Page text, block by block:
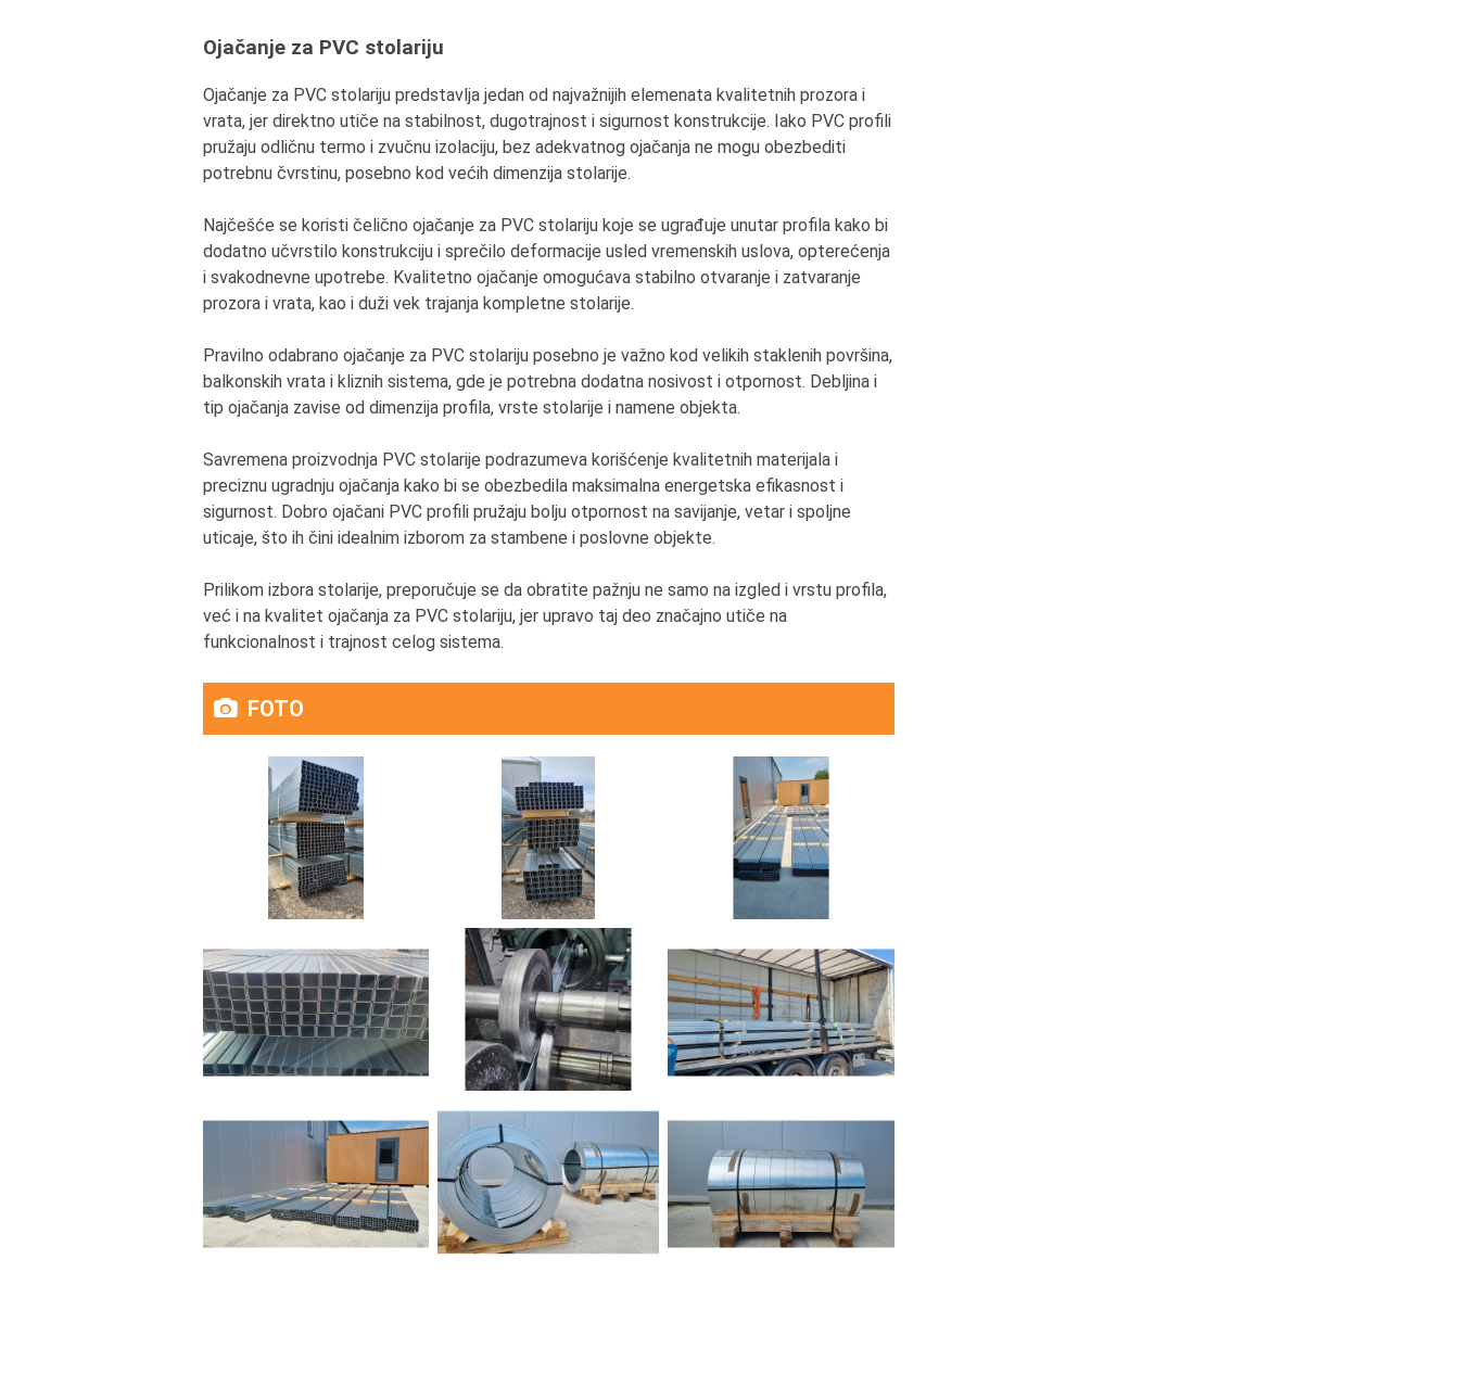
Ojačanje za PVC stolariju
Ojačanje za PVC stolariju predstavlja jedan od najvažnijih elemenata kvalitetnih prozora i
vrata, jer direktno utiče na stabilnost, dugotrajnost i sigurnost konstrukcije. Iako PVC profili
pružaju odličnu termo i zvučnu izolaciju, bez adekvatnog ojačanja ne mogu obezbediti
potrebnu čvrstinu, posebno kod većih dimenzija stolarije.
Najčešće se koristi čelično ojačanje za PVC stolariju koje se ugrađuje unutar profila kako bi
dodatno učvrstilo konstrukciju i sprečilo deformacije usled vremenskih uslova, opterećenja
i svakodnevne upotrebe. Kvalitetno ojačanje omogućava stabilno otvaranje i zatvaranje
prozora i vrata, kao i duži vek trajanja kompletne stolarije.
Pravilno odabrano ojačanje za PVC stolariju posebno je važno kod velikih staklenih površina,
balkonskih vrata i kliznih sistema, gde je potrebna dodatna nosivost i otpornost. Debljina i
tip ojačanja zavise od dimenzija profila, vrste stolarije i namene objekta.
Savremena proizvodnja PVC stolarije podrazumeva korišćenje kvalitetnih materijala i
preciznu ugradnju ojačanja kako bi se obezbedila maksimalna energetska efikasnost i
sigurnost. Dobro ojačani PVC profili pružaju bolju otpornost na savijanje, vetar i spoljne
uticaje, što ih čini idealnim izborom za stambene i poslovne objekte.
Prilikom izbora stolarije, preporučuje se da obratite pažnju ne samo na izgled i vrstu profila,
već i na kvalitet ojačanja za PVC stolariju, jer upravo taj deo značajno utiče na
funkcionalnost i trajnost celog sistema.
FOTO